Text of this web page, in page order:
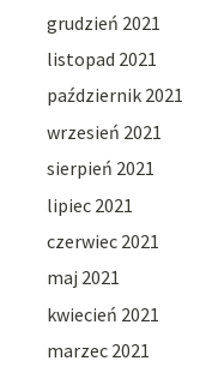
grudzień 2021
listopad 2021
październik 2021
wrzesień 2021
sierpień 2021
lipiec 2021
czerwiec 2021
maj 2021
kwiecień 2021
marzec 2021